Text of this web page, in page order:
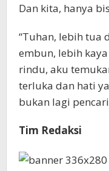
Dan kita, hanya
“Tuhan, lebih tua
embun, lebih
rindu, aku
terluka dan hati
bukan lagi
Tim Redaksi